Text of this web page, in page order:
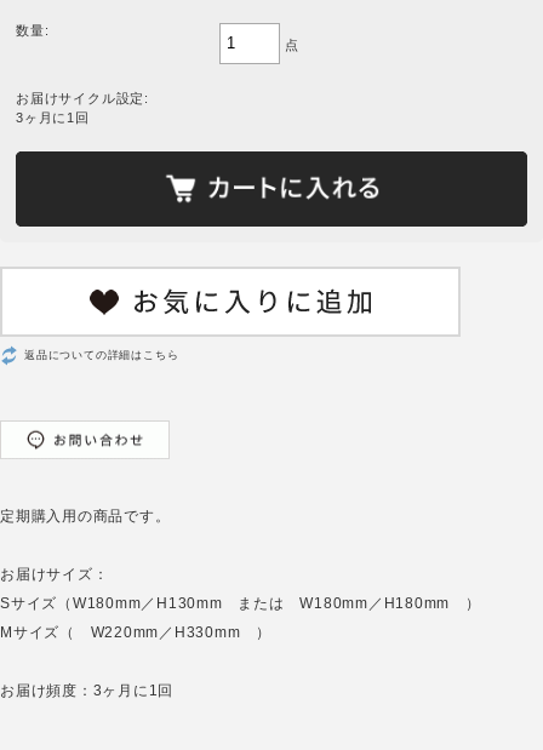
数量:
点
お届けサイクル設定:
3ヶ月に1回
返品についての詳細はこちら
定期購入用の商品です。
お届けサイズ：
Sサイズ（W180mm／H130mm または W180mm／H180mm ）
Mサイズ（ W220mm／H330mm ）
お届け頻度：3ヶ月に1回